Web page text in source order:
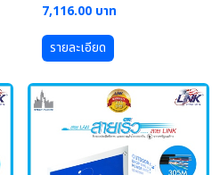
7,116.00 บาท
รายละเอียด